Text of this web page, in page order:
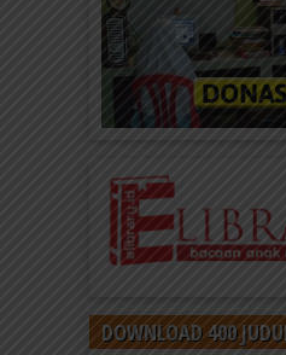
DOWNLOAD 400